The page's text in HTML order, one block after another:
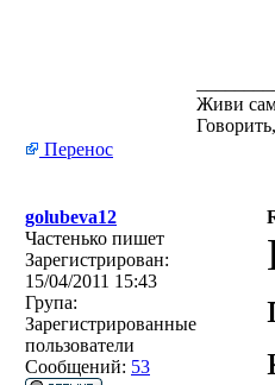
Живи
Перенос
golubeva12
Частенько пишет
Зарегистрирован:
15/04/2011 15:43
Група:
Зарегистрированные
пользователи
Сообщений: 53